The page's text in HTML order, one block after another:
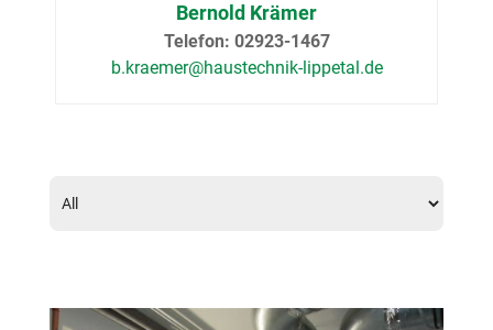
Bernold Krämer
Telefon: 02923-1467
b.kraemer@­haustechnik-lippetal.de